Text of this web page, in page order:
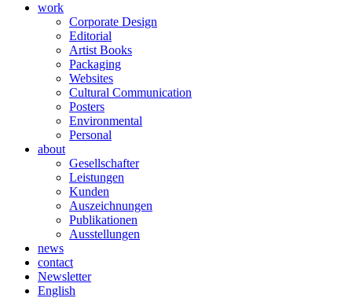
work
Corporate Design
Editorial
Artist Books
Packaging
Websites
Cultural Communication
Posters
Environmental
Personal
about
Gesellschafter
Leistungen
Kunden
Auszeichnungen
Publikationen
Ausstellungen
news
contact
Newsletter
English